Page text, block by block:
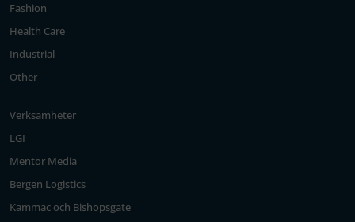
Fashion
Health Care
Industrial
Other
Verksamheter
LGI
Mentor Media
Bergen Logistics
Kammac och Bishopsgate